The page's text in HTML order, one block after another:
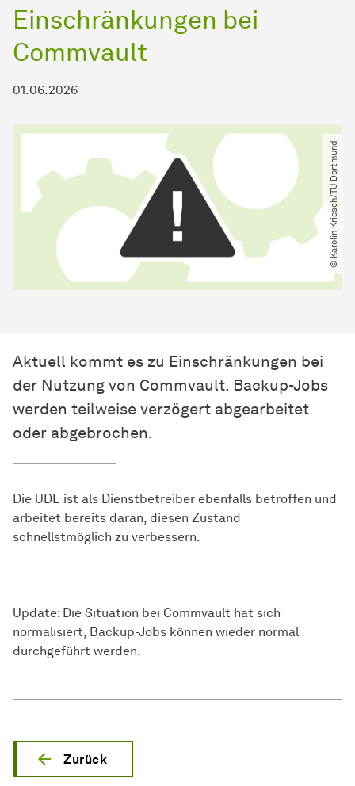
Einschränkungen bei
Commvault
01.06.2026
© Karolin Kriesch​/​TU Dortmund
Aktuell kommt es zu Einschränkungen bei
der Nutzung von Commvault. Backup-Jobs
werden teilweise verzögert abgearbeitet
oder abgebrochen.
Die UDE ist als Dienstbetreiber ebenfalls betroffen und
arbeitet bereits daran, diesen Zustand
schnellstmöglich zu verbessern.
Update: Die Situation bei Commvault hat sich
normalisiert, Backup-Jobs können wieder normal
durchgeführt werden.
Zurück